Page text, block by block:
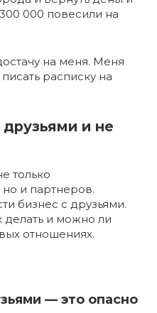
000 повесили на
на меня. Меня
расписку на
друзьями и не
только
и партнеров.
бизнес с друзьями.
делать и можно ли
отношениях.
— это опасно